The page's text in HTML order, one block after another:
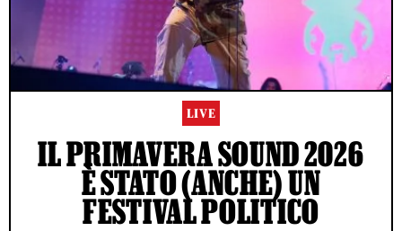
LIVE
IL PRIMAVERA SOUND 2026
È STATO (ANCHE) UN
FESTIVAL POLITICO